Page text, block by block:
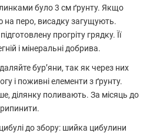
було 3 см ґрунту. Якщо
на перо, висадку загущують.
прогріту грядку. Її
і мінеральні добрива.
бур’яни, так як через них
і поживні елементи з ґрунту.
ділянку поливають. За місяць до
до збору: шийка цибулини